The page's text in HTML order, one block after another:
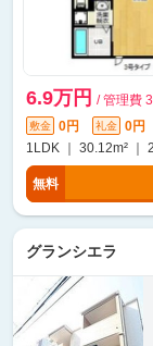
6.9万円 / 管理費
敷金 0円 礼金
0円
1LDK ｜ 30.12m² ｜
無料
グランシエラ